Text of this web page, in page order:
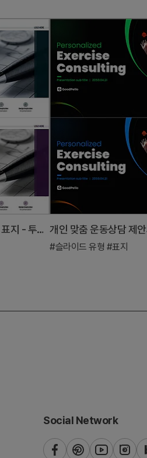
스탠다드 투자유치 PPT 템플릿 표지 - 투자 매력 표현
#슬라이드 유형 #표지
Social Network
페
이
핀
터
유
튜
인
스
네
이